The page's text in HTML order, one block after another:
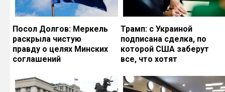
Посол Долгов: Меркель
раскрыла чистую
правду о целях Минских
соглашений
Трамп: с Украиной
подписана сделка, по
которой США заберут
все, что хотят